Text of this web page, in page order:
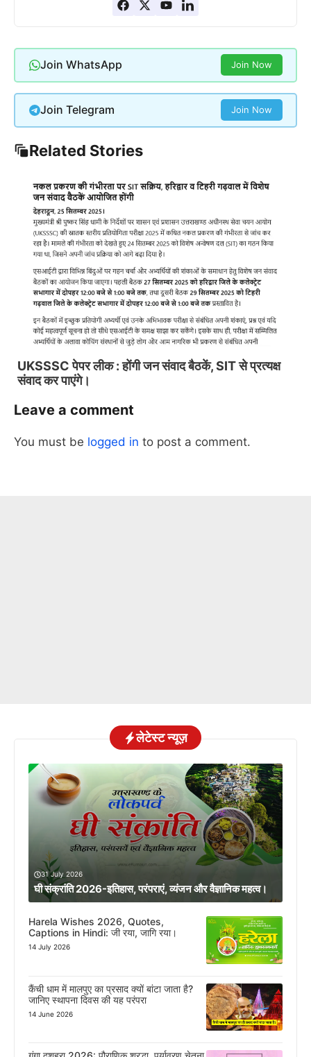
Join WhatsApp Join Now
Join Telegram Join Now
Related Stories
UKSSSC पेपर लीक : होंगी जन संवाद बैठकें, SIT से प्रत्यक्ष
संवाद कर पाएंगे।
Slide 3 of 6
Leave a comment
You must be logged in to post a comment.
लेटेस्ट न्यूज़
31 July 2026
घी संक्रांति 2026-इतिहास, परंपराएं, व्यंजन और वैज्ञानिक महत्व।
Harela Wishes 2026, Quotes,
Captions in Hindi: जी रया, जागि रया।
14 July 2026
कैंची धाम में मालपुए का प्रसाद क्यों बांटा जाता है?
जानिए स्थापना दिवस की यह परंपरा
14 June 2026